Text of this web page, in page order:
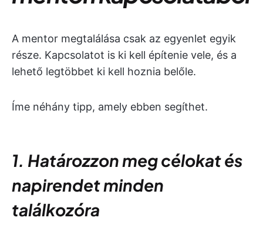
A mentor megtalálása csak az egyenlet egyik
része. Kapcsolatot is ki kell építenie vele, és a
lehető legtöbbet ki kell hoznia belőle.
Íme néhány tipp, amely ebben segíthet.
1. Határozzon meg célokat és
napirendet minden
találkozóra